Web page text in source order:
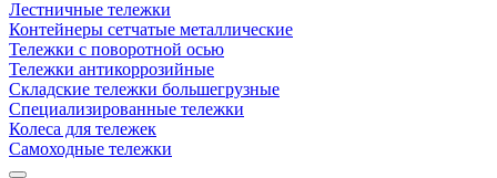
Лестничные тележки
Контейнеры сетчатые металлические
Тележки с поворотной осью
Тележки антикоррозийные
Складские тележки большегрузные
Специализированные тележки
Колеса для тележек
Самоходные тележки